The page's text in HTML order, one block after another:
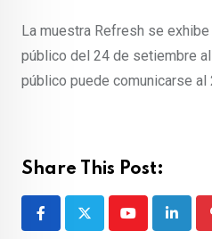
La muestra Refresh se
público del 24 de setiembre
público puede comunicarse
Share This Post:
Youtube